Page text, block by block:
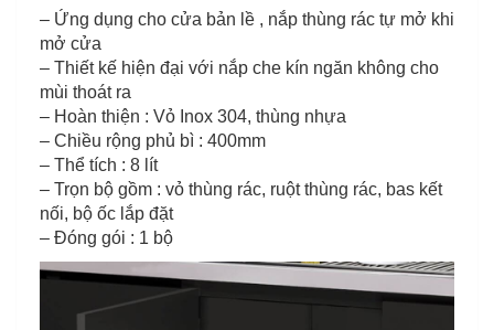
– Ứng dụng cho cửa bản lề , nắp thùng rác tự mở khi
mở cửa
– Thiết kế hiện đại với nắp che kín ngăn không cho
mùi thoát ra
– Hoàn thiện : Vỏ Inox 304, thùng nhựa
– Chiều rộng phủ bì : 400mm
– Thể tích : 8 lít
– Trọn bộ gồm : vỏ thùng rác, ruột thùng rác, bas kết
nối, bộ ốc lắp đặt
– Đóng gói : 1 bộ